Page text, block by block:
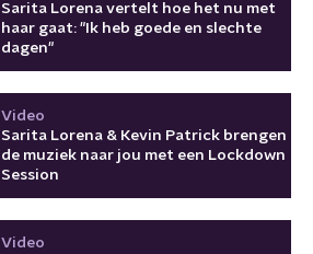
Sarita Lorena vertelt hoe het nu met
haar gaat: "Ik heb goede en slechte
dagen"
Video
Sarita Lorena & Kevin Patrick brengen
de muziek naar jou met een Lockdown
Session
Video